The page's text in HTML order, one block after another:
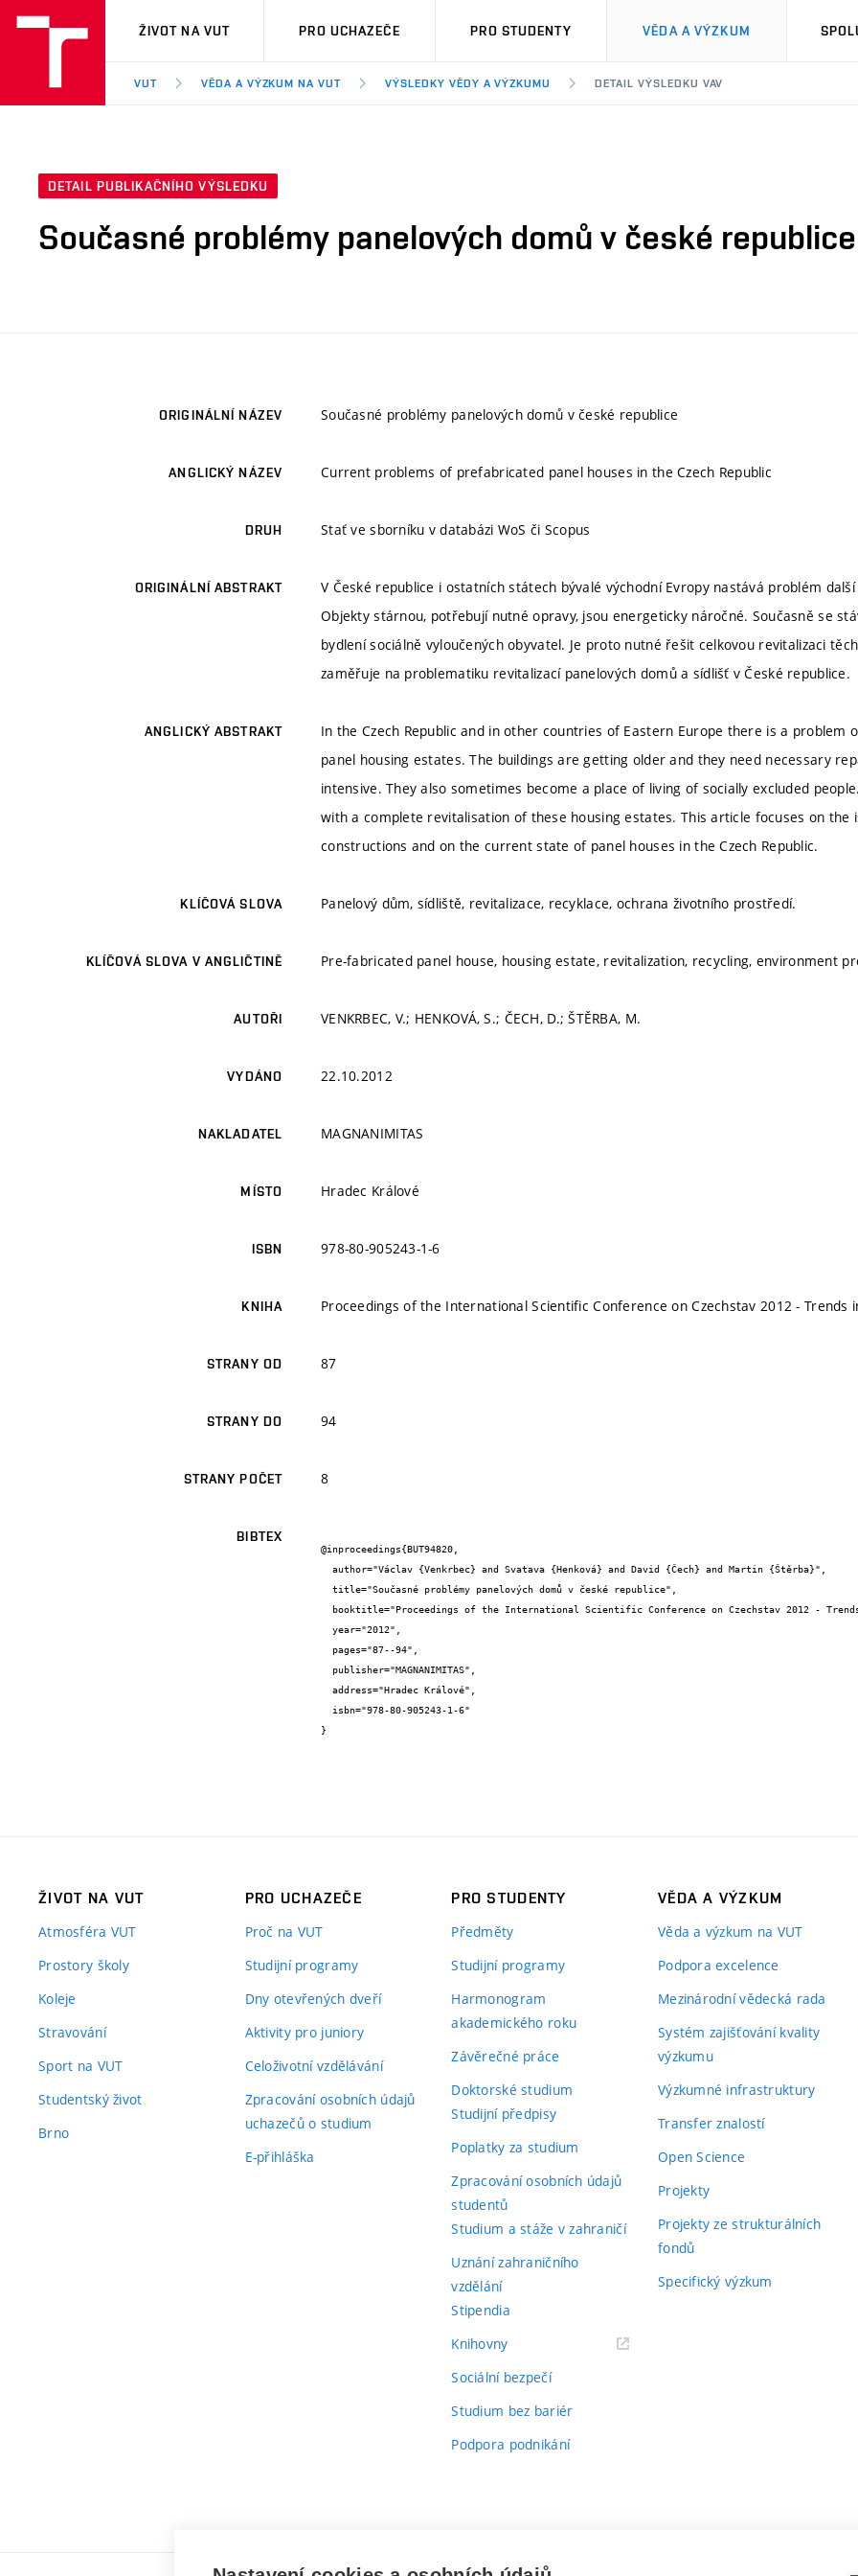
VUT
ŽIVOT NA VUT PRO UCHAZEČE PRO STUDENTY VĚDA A VÝZKUM
VUT VĚDA A VÝZKUM NA VUT VÝSLEDKY VĚDY A VÝZKUMU DETAIL VÝSLEDKU VAV
DETAIL PUBLIKAČNÍHO VÝSLEDKU
Současné problémy panelových domů v české republice
ORIGINÁLNÍ NÁZEV Současné problémy panelových domů v české republice
ANGLICKÝ NÁZEV Current problems of prefabricated panel houses in the Czech Republic
DRUH Stať ve sborníku v databázi WoS či Scopus
ORIGINÁLNÍ ABSTRAKT
V České republice i ostatních státech bývalé východní Evropy nastává problém
Objekty stárnou, potřebují nutné opravy, jsou energeticky náročné. Současně se
bydlení sociálně vyloučených obyvatel. Je proto nutné řešit celkovou revitalizaci
zaměřuje na problematiku revitalizací panelových domů a sídlišť v České republice.
ANGLICKÝ ABSTRAKT
In the Czech Republic and in other countries of Eastern Europe there is a
panel housing estates. The buildings are getting older and they need necessary
intensive. They also sometimes become a place of living of socially excluded
with a complete revitalisation of these housing estates. This article focuses on the
constructions and on the current state of panel houses in the Czech Republic.
KLÍČOVÁ SLOVA Panelový dům, sídliště, revitalizace, recyklace, ochrana životního prostředí.
KLÍČOVÁ SLOVA V ANGLIČTINĚ Pre-fabricated panel house, housing estate, revitalization, recycling, environment
AUTOŘI VENKRBEC, V.; HENKOVÁ, S.; ČECH, D.; ŠTĚRBA, M.
VYDÁNO 22.10.2012
NAKLADATEL MAGNANIMITAS
MÍSTO Hradec Králové
ISBN 978-80-905243-1-6
KNIHA Proceedings of the International Scientific Conference on Czechstav 2012 - Trends
STRANY OD 87
STRANY DO 94
STRANY POČET 8
BIBTEX
@inproceedings{BUT94820,
}
ŽIVOT NA VUT
Atmosféra VUT
Prostory školy
Koleje
Stravování
Sport na VUT
Studentský život
Brno
PRO UCHAZEČE
Proč na VUT
Studijní programy
Dny otevřených dveří
Aktivity pro juniory
Celoživotní vzdělávání
Zpracování osobních údajů
uchazečů o studium
E-přihláška
PRO STUDENTY
Předměty
Studijní programy
Harmonogram
akademického roku
Závěrečné práce
Doktorské studium
Studijní předpisy
Poplatky za studium
Zpracování osobních údajů
studentů
Studium a stáže v zahraničí
Uznání zahraničního
vzdělání
Stipendia
Knihovny(externí
Sociální bezpečí
Studium bez bariér
Podpora podnikání
VĚDA A VÝZKUM
Věda a výzkum na VUT
Podpora excelence
Mezinárodní vědecká rada
Systém zajišťování kvality
výzkumu
Výzkumné infrastruktury
Transfer znalostí
Open Science
Projekty
Projekty ze strukturálních
fondů
Specifický výzkum